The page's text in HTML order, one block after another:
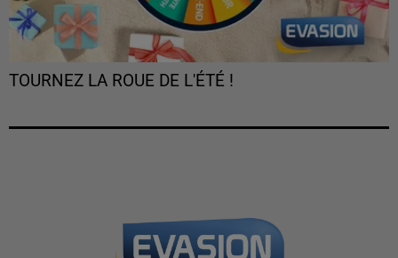
TOURNEZ LA ROUE DE L'ÉTÉ !